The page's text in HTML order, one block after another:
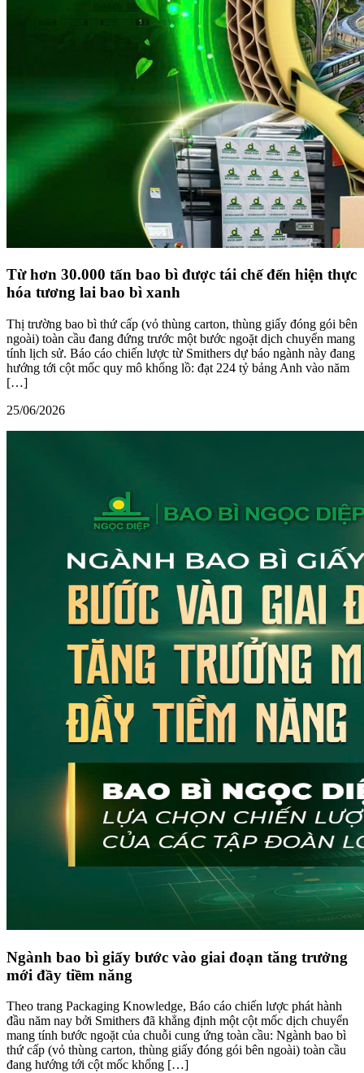
Từ hơn 30.000 tấn bao bì được tái chế đến hiện thực
hóa tương lai bao bì xanh
Thị trường bao bì thứ cấp (vỏ thùng carton, thùng giấy đóng gói bên
ngoài) toàn cầu đang đứng trước một bước ngoặt dịch chuyển mang
tính lịch sử. Báo cáo chiến lược từ Smithers dự báo ngành này đang
hướng tới cột mốc quy mô khổng lồ: đạt 224 tỷ bảng Anh vào năm
[…]
25/06/2026
Ngành bao bì giấy bước vào giai đoạn tăng trưởng
mới đầy tiềm năng
Theo trang Packaging Knowledge, Báo cáo chiến lược phát hành
đầu năm nay bởi Smithers đã khẳng định một cột mốc dịch chuyển
mang tính bước ngoặt của chuỗi cung ứng toàn cầu: Ngành bao bì
thứ cấp (vỏ thùng carton, thùng giấy đóng gói bên ngoài) toàn cầu
đang hướng tới cột mốc khổng […]